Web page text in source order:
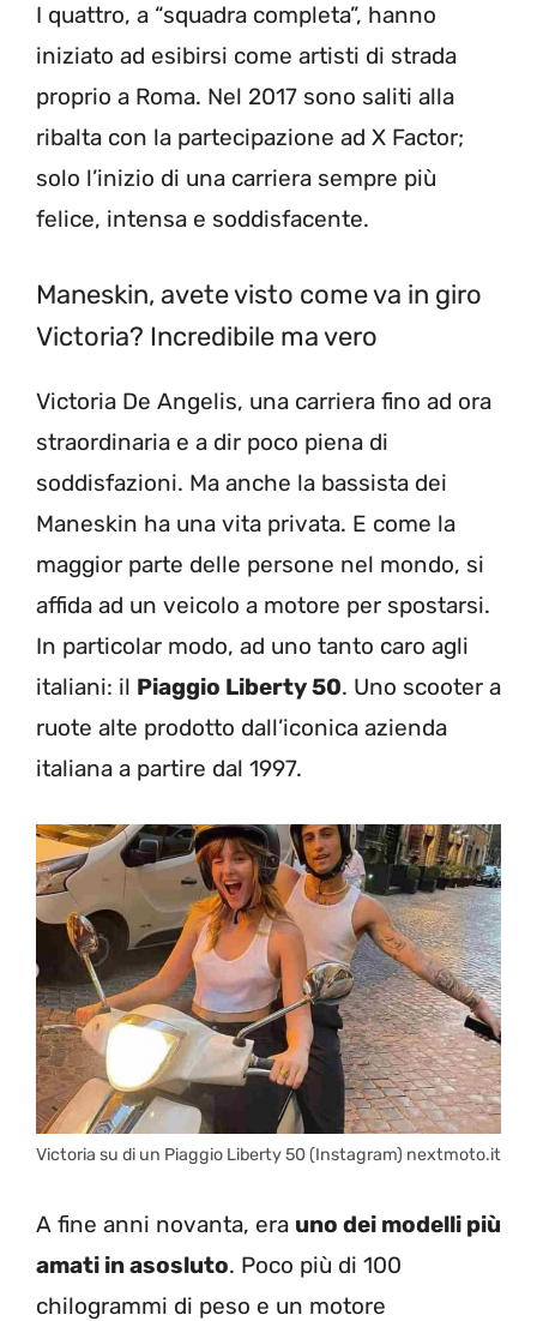
I quattro, a “squadra completa”, hanno
iniziato ad esibirsi come artisti di strada
proprio a Roma. Nel 2017 sono saliti alla
ribalta con la partecipazione ad X Factor;
solo l’inizio di una carriera sempre più
felice, intensa e soddisfacente.
Maneskin, avete visto come va in giro
Victoria? Incredibile ma vero
Victoria De Angelis, una carriera fino ad ora
straordinaria e a dir poco piena di
soddisfazioni. Ma anche la bassista dei
Maneskin ha una vita privata. E come la
maggior parte delle persone nel mondo, si
affida ad un veicolo a motore per spostarsi.
In particolar modo, ad uno tanto caro agli
italiani: il Piaggio Liberty 50. Uno scooter a
ruote alte prodotto dall’iconica azienda
italiana a partire dal 1997.
Victoria su di un Piaggio Liberty 50 (Instagram) nextmoto.it
A fine anni novanta, era uno dei modelli più
amati in asosluto. Poco più di 100
chilogrammi di peso e un motore